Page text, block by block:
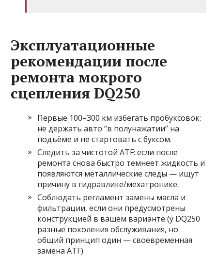
Эксплуатационные
рекомендации после
ремонта мокрого
сцепления DQ250
Первые 100–300 км избегать пробуксовок:
не держать авто “в полунажатии” на
подъёме и не стартовать с буксом.
Следить за чистотой ATF: если после
ремонта снова быстро темнеет жидкость и
появляются металлические следы — ищут
причину в гидравлике/мехатронике.
Соблюдать регламент замены масла и
фильтрации, если они предусмотрены
конструкцией в вашем варианте (у DQ250
разные поколения обслуживания, но
общий принцип один — своевременная
замена ATF).